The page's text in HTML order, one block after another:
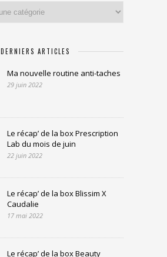
DERNIERS ARTICLES
Ma nouvelle routine anti-taches
29 juin 2022
Le récap’ de la box Prescription
Lab du mois de juin
22 juin 2022
Le récap’ de la box Blissim X
Caudalie
17 mai 2022
Le récap’ de la box Beauty